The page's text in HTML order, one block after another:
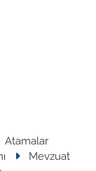
Atamalar
Mevzuat